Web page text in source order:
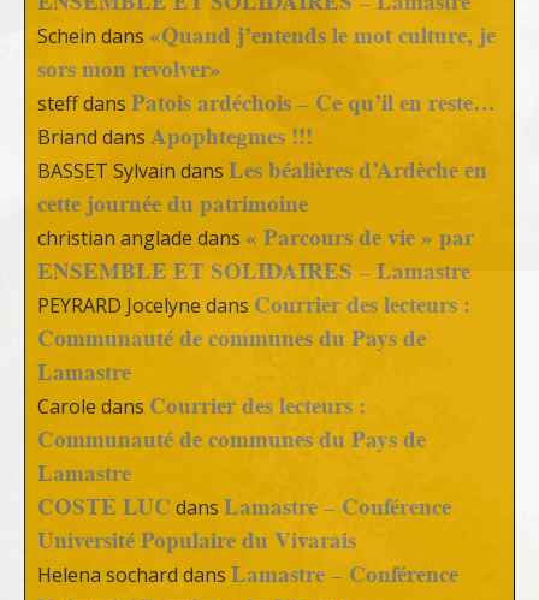
Schein dans «Quand j’entends le mot culture, je
sors mon revolver»
steffdans Patois ardéchois – Ce qu’il en reste…
Briand dans Apophtegmes !!!
BASSET Sylvain dans Les béalières d’Ardèche en
cette journée du patrimoine
christian anglade dans « Parcours de vie » par
ENSEMBLE ET SOLIDAIRES – Lamastre
PEYRARD Jocelyne dans Courrier des lecteurs :
Communauté de communes du Pays de
Lamastre
Carole dans Courrier des lecteurs :
Communauté de communes du Pays de
Lamastre
COSTE LUC dans Lamastre – Conférence
Université Populaire du Vivarais
Helena sochard dans Lamastre – Conférence